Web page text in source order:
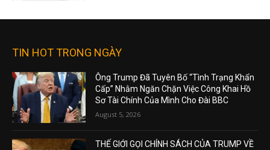
TIN HOT TRONG NGÀY
Ông Trump Đã Tuyên Bố “Tình Trạng Khẩn
Cấp” Nhằm Ngăn Chặn Việc Công Khai Hồ
Sơ Tài Chính Của Mình Cho Đài BBC
August 5, 2026
THẾ GIỚI GỌI CHÍNH SÁCH CỦA TRUMP VỀ